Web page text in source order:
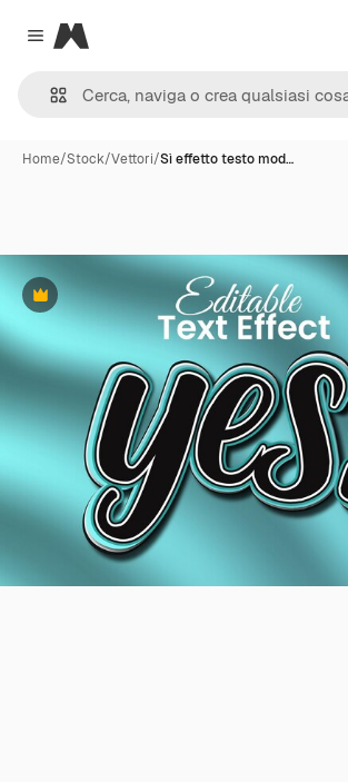
Close menu
Magnific
Home/Stock/Vettori/Sì effetto testo mod…
Premium